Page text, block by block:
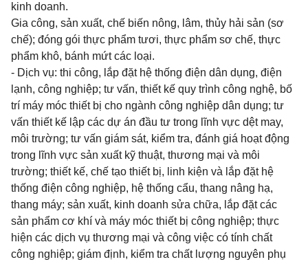
kinh doanh.
Gia công, sản xuất, chế biến nông, lâm, thủy hải sản (sơ
chế); đóng gói thực phẩm tươi, thực phẩm sơ chế, thực
phẩm khô, bánh mứt các loại.
- Dịch vụ: thi công, lắp đặt hệ thống điện dân dụng, điện
lạnh, công nghiệp; tư vấn, thiết kế quy trình công nghệ, bố
trí máy móc thiết bị cho ngành công nghiệp dân dụng; tư
vấn thiết kế lập các dự án đầu tư trong lĩnh vực dệt may,
môi trường; tư vấn giám sát, kiểm tra, đánh giá hoạt động
trong lĩnh vực sản xuất kỹ thuật, thương mại và môi
trường; thiết kế, chế tạo thiết bị, linh kiện và lắp đặt hệ
thống điện công nghiệp, hệ thống cẩu, thang nâng hạ,
thang máy; sản xuất, kinh doanh sửa chữa, lắp đặt các
sản phẩm cơ khí và máy móc thiết bị công nghiệp; thực
hiện các dịch vụ thương mại và công việc có tính chất
công nghiệp; giám định, kiểm tra chất lượng nguyên phụ